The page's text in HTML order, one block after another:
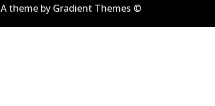
A theme by Gradient Themes ©